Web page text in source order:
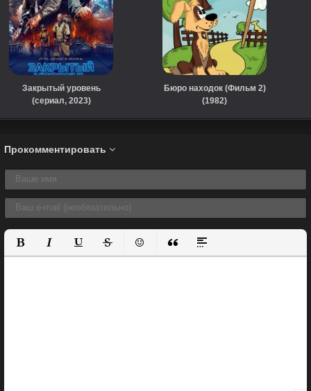
Закрытый уровень
(сериал, 2023)
Бюро находок (Фильм 2)
(1982)
Прокомментировать
Полужирный
КурсивПодчеркнутый
ЗачеркнутыйВставить смайлик
Вставка цитаты
Вставка спойлера